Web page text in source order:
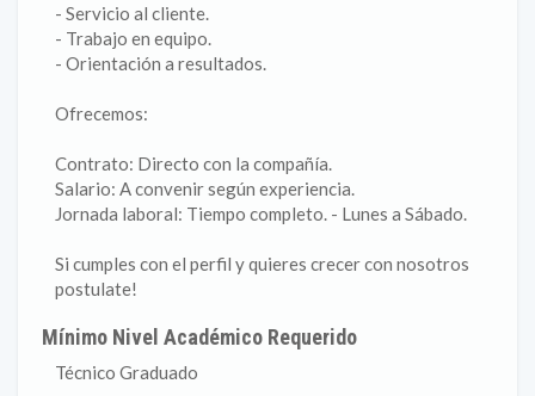
- Servicio al cliente.
- Trabajo en equipo.
- Orientación a resultados.
Ofrecemos:
Contrato: Directo con la compañía.
Salario: A convenir según experiencia.
Jornada laboral: Tiempo completo. - Lunes a Sábado.
Si cumples con el perfil y quieres crecer con nosotros
postulate!
Mínimo Nivel Académico Requerido
Técnico Graduado